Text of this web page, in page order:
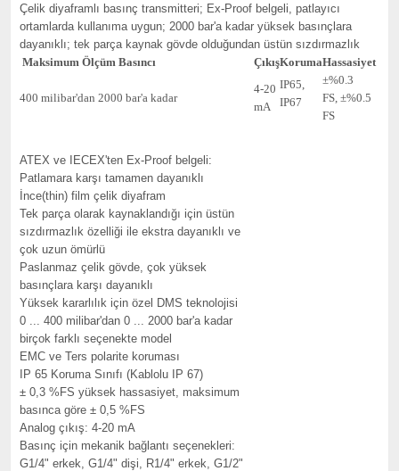
Çelik diyaframlı basınç transmitteri; Ex-Proof belgeli, patlayıcı
ortamlarda kullanıma uygun; 2000 bar'a kadar yüksek basınçlara
dayanıklı; tek parça kaynak gövde olduğundan üstün sızdırmazlık
Maksimum Ölçüm Basıncı
ÇıkışKorumaHassasiyet
400 milibar'dan 2000 bar'a kadar
4-20
mA
IP65,
IP67
±%0.3
FS, ±%0.5
FS
ATEX ve IECEX'ten Ex-Proof belgeli:
Patlamara karşı tamamen dayanıklı
İnce(thin) film çelik diyafram
Tek parça olarak kaynaklandığı için üstün
sızdırmazlık özelliği ile ekstra dayanıklı ve
çok uzun ömürlü
Paslanmaz çelik gövde, çok yüksek
basınçlara karşı dayanıklı
Yüksek kararlılık için özel DMS teknolojisi
0 ... 400 milibar'dan 0 ... 2000 bar'a kadar
birçok farklı seçenekte model
EMC ve Ters polarite koruması
IP 65 Koruma Sınıfı (Kablolu IP 67)
± 0,3 %FS yüksek hassasiyet, maksimum
basınca göre ± 0,5 %FS
Analog çıkış: 4-20 mA
Basınç için mekanik bağlantı seçenekleri:
G1/4" erkek, G1/4" dişi, R1/4" erkek, G1/2"